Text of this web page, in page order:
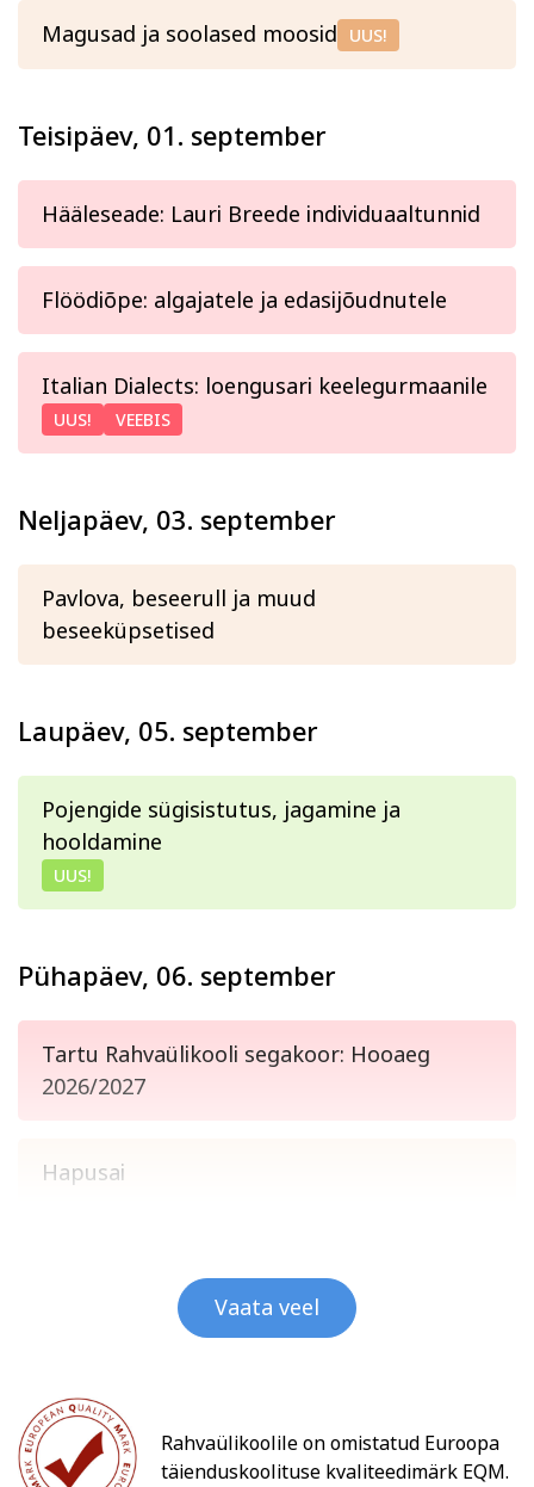
Magusad ja soolased moosid UUS!
Teisipäev, 01. september
Hääleseade: Lauri Breede individuaaltunnid
Flöödiõpe: algajatele ja edasijõudnutele
Italian Dialects: loengusari keelegurmaanile
UUS! VEEBIS
Neljapäev, 03. september
Pavlova, beseerull ja muud
beseeküpsetised
Laupäev, 05. september
Pojengide sügisistutus, jagamine ja
hooldamine
UUS!
Pühapäev, 06. september
Tartu Rahvaülikooli segakoor: Hooaeg
2026/2027
Hapusai
Vaata veel
Rahvaülikoolile on omistatud Euroopa
täienduskoolituse kvaliteedimärk EQM.